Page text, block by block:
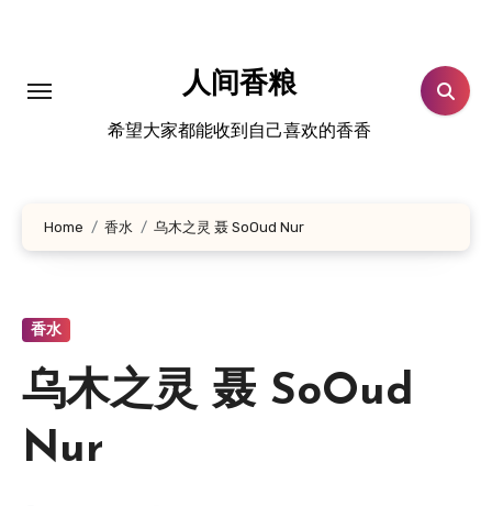
人间香粮
希望大家都能收到自己喜欢的香香
Home 香水 乌木之灵 聂 SoOud Nur
香水
乌木之灵 聂 SoOud
Nur